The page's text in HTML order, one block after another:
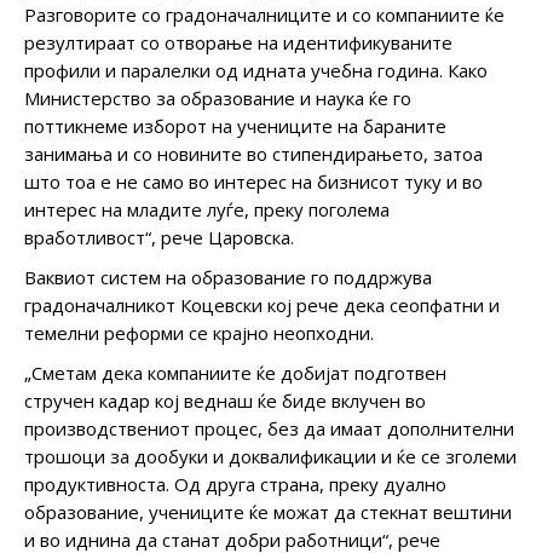
Разговорите со градоначалниците и со компаниите ќе
резултираат со отворање на идентификуваните
профили и паралелки од идната учебна година. Како
Министерство за образование и наука ќе го
поттикнеме изборот на учениците на бараните
занимања и со новините во стипендирањето, затоа
што тоа е не само во интерес на бизнисот туку и во
интерес на младите луѓе, преку поголема
вработливост“, рече Царовска.
Ваквиот систем на образование го поддржува
градоначалникот Коцевски кој рече дека сеопфатни и
темелни реформи се крајно неопходни.
„Сметам дека компаниите ќе добијат подготвен
стручен кадар кој веднаш ќе биде вклучен во
производствениот процес, без да имаат дополнителни
трошоци за дообуки и доквалификации и ќе се зголеми
продуктивноста. Од друга страна, преку дуално
образование, учениците ќе можат да стекнат вештини
и во иднина да станат добри работници“, рече